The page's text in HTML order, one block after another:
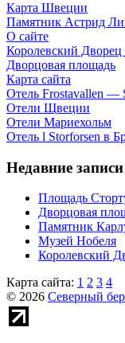
Карта Швеции
Памятник Астрид
О сайте
Королевский Дворец
Дворцовая площадь
Карта сайта
Отель Frostavallen —
Отели Щвеции
Отели Мариехольм
Отель l Storforsen в
Недавние записи
Площадь
Дворцовая
Памятник
Музей Нобеля
Королевский
Карта сайта: 1 2 3 4
© 2026 Северный